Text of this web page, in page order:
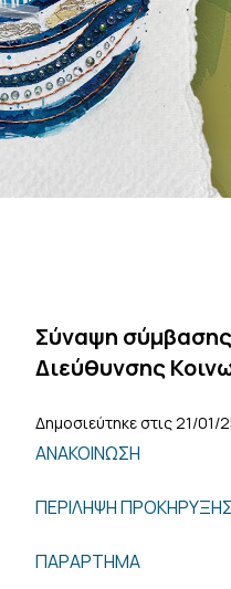
Σύναψη
Διεύθυνσης
Δημοσιεύτηκε στις 21/01/
ΑΝΑΚΟΙΝΩΣΗ
ΠΕΡΙΛΗΨΗ ΠΡΟΚΗΡΥΞΗΣ
ΠΑΡΑΡΤΗΜΑ